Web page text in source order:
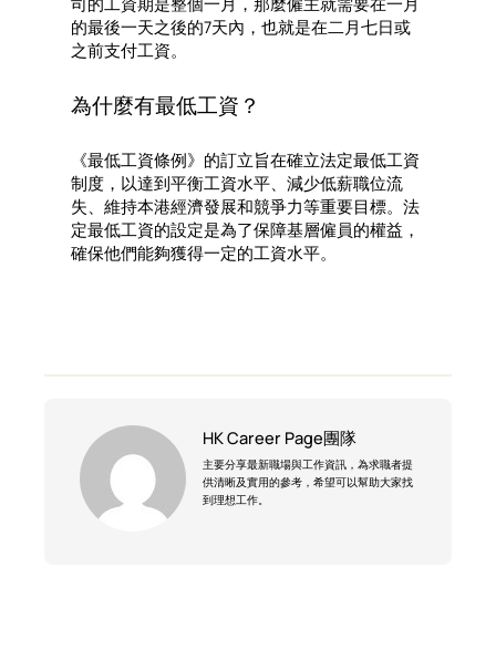
的最後一天之後的7天內，也就是在二月七日或
之前支付工資。
為什麼有最低工資？
《最低工資條例》的訂立旨在確立法定最低工資
制度，以達到平衡工資水平、減少低薪職位流
失、維持本港經濟發展和競爭力等重要目標。法
定最低工資的設定是為了保障基層僱員的權益，
確保他們能夠獲得一定的工資水平。
HK Career Page團隊
主要分享最新職場與工作資訊，為求職者提
供清晰及實用的參考，希望可以幫助大家找
到理想工作。